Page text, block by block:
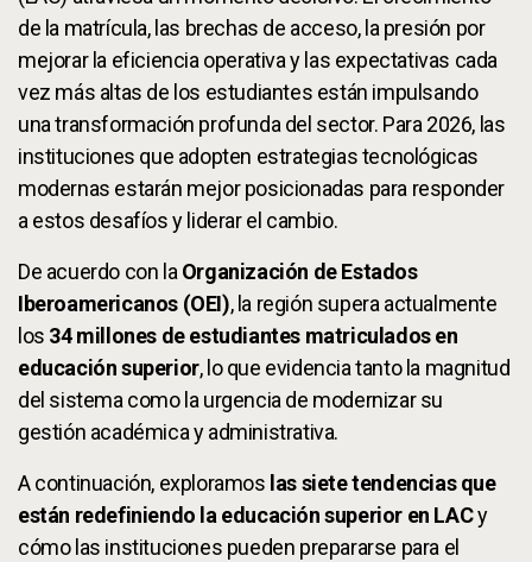
de la matrícula, las brechas de acceso, la presión por
mejorar la eficiencia operativa y las expectativas cada
vez más altas de los estudiantes están impulsando
una transformación profunda del sector. Para 2026, las
instituciones que adopten estrategias tecnológicas
modernas estarán mejor posicionadas para responder
a estos desafíos y liderar el cambio.
De acuerdo con la Organización de Estados
Iberoamericanos (OEI), la región supera actualmente
los 34 millones de estudiantes matriculados en
educación superior, lo que evidencia tanto la magnitud
del sistema como la urgencia de modernizar su
gestión académica y administrativa.
A continuación, exploramos las siete tendencias que
están redefiniendo la educación superior en LACy
cómo las instituciones pueden prepararse para el